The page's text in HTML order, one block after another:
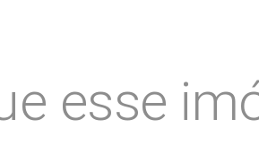
esse